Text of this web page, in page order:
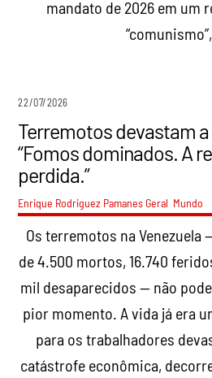
mandato de 2026 em um
22/07/2026
Terremotos devastam a
“Fomos dominados. A
perdida.”
Enrique Rodriguez Pamanes Geral Mundo
Os terremotos na Venezuela
de 4.500 mortos, 16.740
mil desaparecidos — não
pior momento. A vida já era
para os trabalhadores
catástrofe econômica,